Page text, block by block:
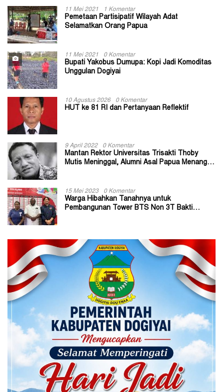
11 Mei 2021 1 Komentar
Pemetaan Partisipatif Wilayah Adat
Selamatkan Orang Papua
11 Mei 2021 0 Komentar
Bupati Yakobus Dumupa: Kopi Jadi Komoditas
Unggulan Dogiyai
10 Agustus 2026 0 Komentar
HUT ke 81 RI dan Pertanyaan Reflektif
9 April 2022 0 Komentar
Mantan Rektor Universitas Trisakti Thoby
Mutis Meninggal, Alumni Asal Papua Menangis:
15 Mei 2023 0 Komentar
Warga Hibahkan Tanahnya untuk
Pembangunan Tower BTS Non 3T Bakti